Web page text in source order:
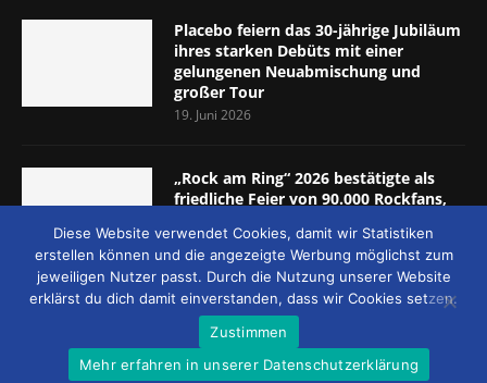
Placebo feiern das 30-jährige Jubiläum
ihres starken Debüts mit einer
gelungenen Neuabmischung und
großer Tour
19. Juni 2026
„Rock am Ring“ 2026 bestätigte als
friedliche Feier von 90.000 Rockfans,
5.-7. Juni 2026)
8. Juni 2026
© 2026 - MUCKE UND MEHR
Diese Website verwendet Cookies, damit wir Statistiken
erstellen können und die angezeigte Werbung möglichst zum
jeweiligen Nutzer passt. Durch die Nutzung unserer Website
erklärst du dich damit einverstanden, dass wir Cookies setzen.
Zustimmen
Mehr erfahren in unserer Datenschutzerklärung